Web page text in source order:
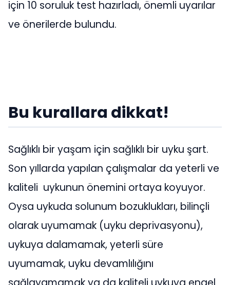
için 10 soruluk test hazırladı, önemli uyarılar
ve önerilerde bulundu.
Bu kurallara dikkat!
Sağlıklı bir yaşam için sağlıklı bir uyku şart.
Son yıllarda yapılan çalışmalar da yeterli ve
kaliteli uykunun önemini ortaya koyuyor.
Oysa uykuda solunum bozuklukları, bilinçli
olarak uyumamak (uyku deprivasyonu),
uykuya dalamamak, yeterli süre
uyumamak, uyku devamlılığını